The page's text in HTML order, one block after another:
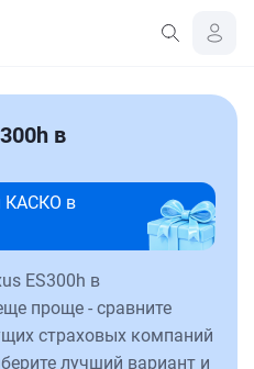
в
КАСКО в
ES300h в
проще - сравните
страховых компаний
лучший вариант и